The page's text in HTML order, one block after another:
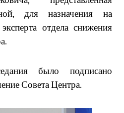
для назначения на
отдела снижения
было подписано
Совета Центра.